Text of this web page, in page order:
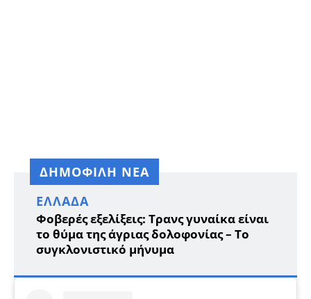
ΔΗΜΟΦΙΛΗ ΝΕΑ
ΕΛΛΆΔΑ
Φοβερές εξελίξεις: Τρανς γυναίκα είναι
το θύμα της άγριας δολοφονίας – Το
συγκλονιστικό μήνυμα